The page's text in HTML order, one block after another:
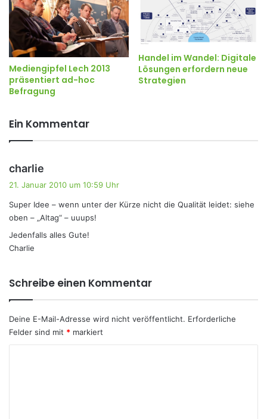
Mediengipfel Lech 2013
präsentiert ad-hoc
Befragung
Handel im Wandel: Digitale
Lösungen erfordern neue
Strategien
Ein Kommentar
charlie
t
:
21. Januar 2010 um 10:59 Uhr
Super Idee – wenn unter der Kürze nicht die Qualität leidet: siehe
oben – „Altag“ – uuups!
Jedenfalls alles Gute!
Charlie
Schreibe einen Kommentar
Deine E-Mail-Adresse wird nicht veröffentlicht. Erforderliche
Felder sind mit * markiert